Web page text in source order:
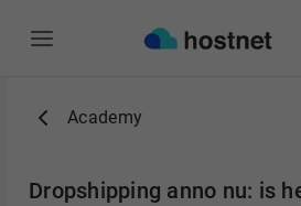
Academy
Dropshipping anno nu: is